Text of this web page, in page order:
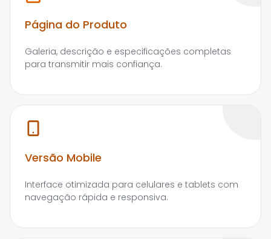
Página do Produto
Galeria, descrição e especificações completas
para transmitir mais confiança.
Versão Mobile
Interface otimizada para celulares e tablets com
navegação rápida e responsiva.